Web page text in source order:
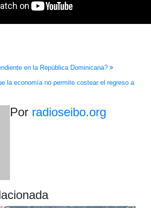
en la República Dominicana?
la economía no permite costear el regreso a
Por radioseibo.org